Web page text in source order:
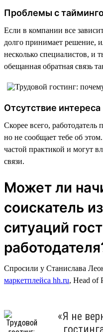
Проблемы с
Если в компании все
долго принимает решение,
несколько специалистов, и
обещанная обратная связь
Отсутствие интереса
Скорее всего,
но не сообщает тебе об
частой практикой и могут
связи.
Может ли
соискатель
ситуаций
Спросили у Станислава
маркетплейса hh.ru, Head of
«Я не